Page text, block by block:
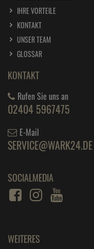
IHRE VORTEILE
KONTAKT
UNSER TEAM
GLOSSAR
KONTAKT
Rufen Sie uns an
02404 5967475
E-Mail
SERVICE@WARK24.DE
SOCIALMEDIA
WEITERES